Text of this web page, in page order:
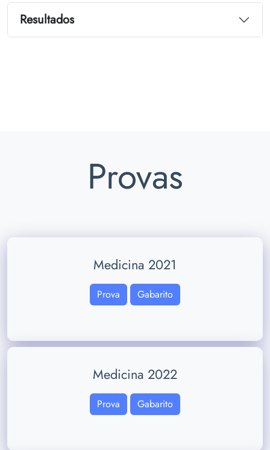
Resultados
Provas
Medicina 2021
Prova Gabarito
Medicina 2022
Prova Gabarito